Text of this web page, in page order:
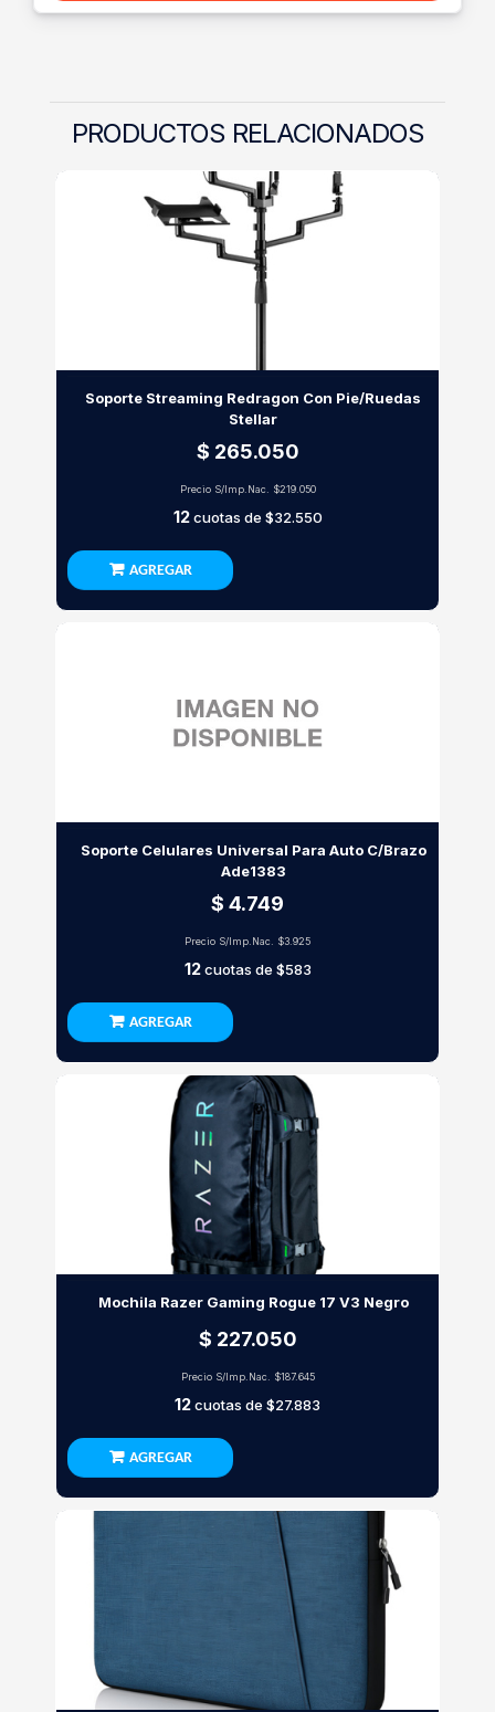
PRODUCTOS RELACIONADOS
Soporte Streaming Redragon Con Pie/Ruedas
Stellar
$ 265.050
Precio S/Imp.Nac. $219.050
12cuotas de $32.550
AGREGAR
Soporte Celulares Universal Para Auto C/Brazo
Ade1383
$ 4.749
Precio S/Imp.Nac. $3.925
12cuotas de $583
AGREGAR
Mochila Razer Gaming Rogue 17 V3 Negro
$ 227.050
Precio S/Imp.Nac. $187.645
12cuotas de $27.883
AGREGAR